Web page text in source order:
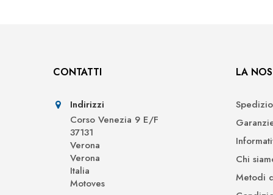
CONTATTI
Indirizzi
Corso Venezia 9 E/F
37131
Verona
Verona
Italia
Motoves
LA
Chi
Metodi